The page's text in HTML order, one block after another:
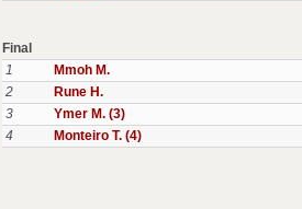
Final
1
Mmoh M.
2
Rune H.
3
Ymer M. (3)
4
Monteiro T. (4)